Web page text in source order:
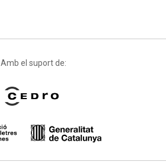
Amb el suport de: